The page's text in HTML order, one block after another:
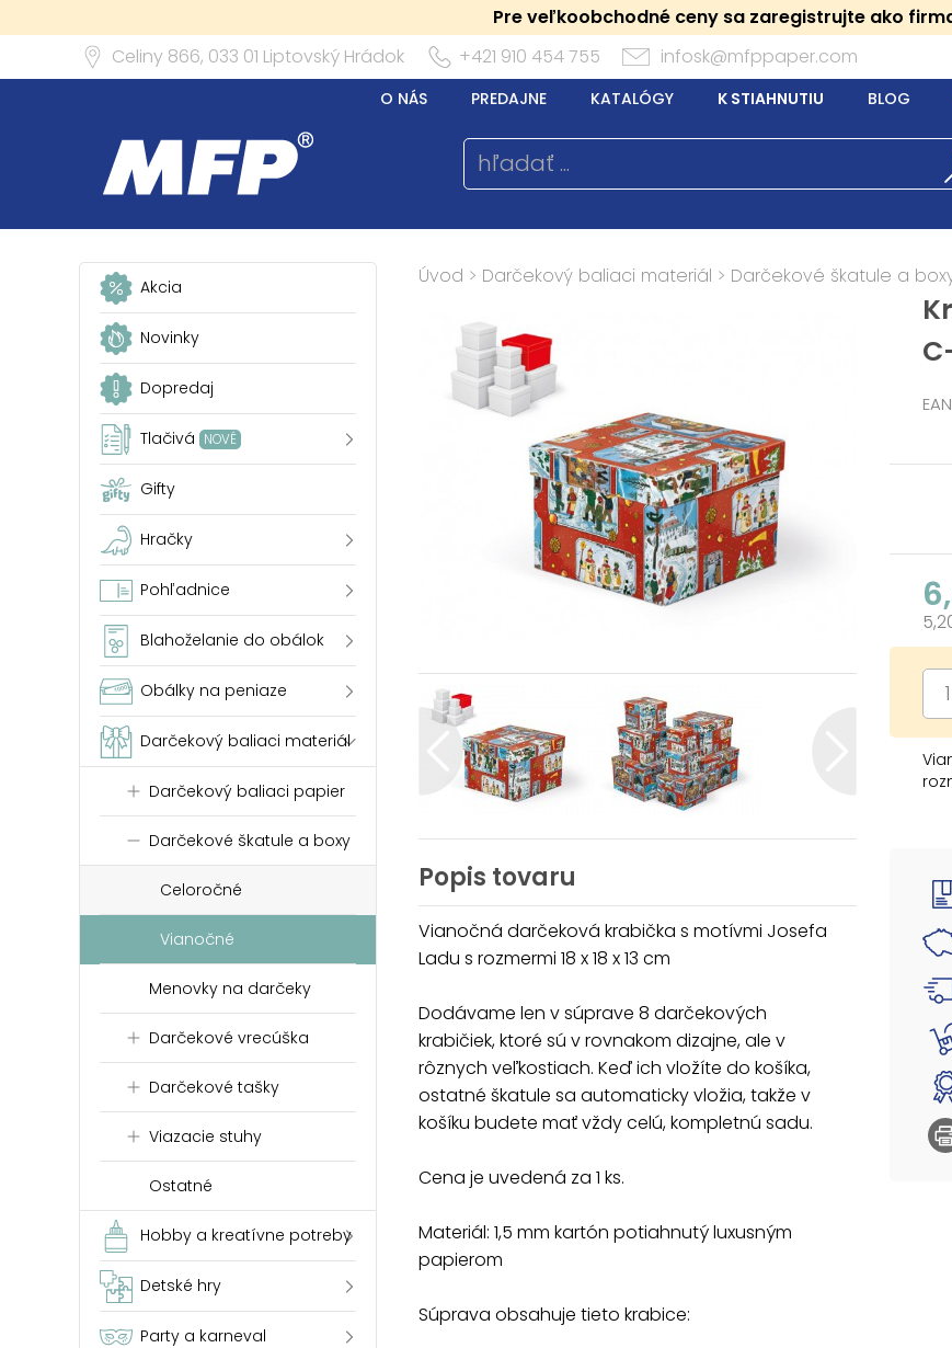
Pre veľkoobchodné ceny sa zaregistrujte ako
Celiny 866, 033 01 Liptovský Hrádok +421 910 454 755 infosk@mfppaper.com
O NÁS PREDAJNE KATALÓGY K STIAHNUTIU BLOG
Akcia
Novinky
Dopredaj
Tlačivá NOVÉ
Gifty
Hračky
Pohľadnice
Blahoželanie do obálok
Obálky na peniaze
Darčekový baliaci materiál
Darčekový baliaci papier
Darčekové škatule a boxy
Celoročné
Vianočné
Menovky na darčeky
Darčekové vrecúška
Darčekové tašky
Viazacie stuhy
Ostatné
Hobby a kreatívne potreby
Detské hry
Party a karneval
Úvod > Darčekový baliaci materiál > Darčekové škatule a
cm
Popis tovaru
Vianočná darčeková krabička s motívmi Josefa
Ladu s rozmermi 18 x 18 x 13 cm
Dodávame len v súprave 8 darčekových
krabičiek, ktoré sú v rovnakom dizajne, ale v
rôznych veľkostiach. Keď ich vložíte do košíka,
ostatné škatule sa automaticky vložia, takže v
košíku budete mať vždy celú, kompletnú sadu.
Cena je uvedená za 1 ks.
Materiál: 1,5 mm kartón potiahnutý luxusným
papierom
Súprava obsahuje tieto krabice: